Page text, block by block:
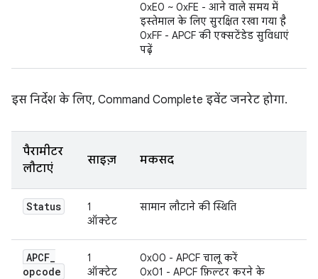
0xE0 ~ 0xFE - आने वाले समय में
इस्तेमाल के लिए सुरक्षित रखा गया है
0xFF - APCF की एक्सटेंडेड सुविधाएं
पढ़ें
इस निर्देश के लिए, Command Complete इवेंट जनरेट होगा.
पैरामीटर
लौटाएं
साइज़ मकसद
Status
1
ऑक्टेट
सामान लौटाने की स्थिति
APCF_
opcode
1
ऑक्टेट
0x00 - APCF चालू करें
0x01 - APCF फ़िल्टर करने के